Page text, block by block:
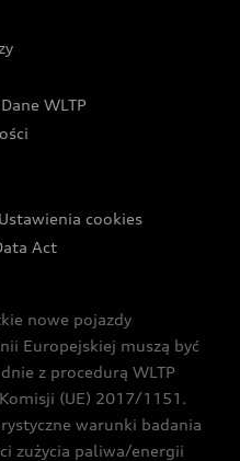
Audi
w Warszawie
Narciarskich w
Dane WLTP
Ustawienia cookies
Act
nowe pojazdy
Europejskiej muszą być
z procedurą WLTP
(UE) 2017/1151.
warunki badania
zużycia paliwa/energii